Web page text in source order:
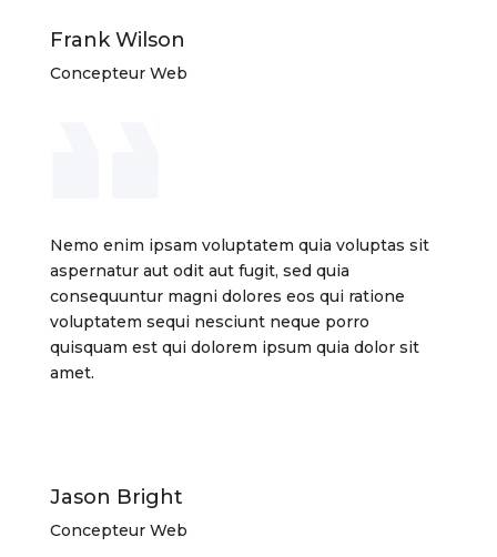
Frank Wilson
Concepteur Web
Nemo enim ipsam voluptatem quia voluptas sit
aspernatur aut odit aut fugit, sed quia
consequuntur magni dolores eos qui ratione
voluptatem sequi nesciunt neque porro
quisquam est qui dolorem ipsum quia dolor sit
amet.
Jason Bright
Concepteur Web